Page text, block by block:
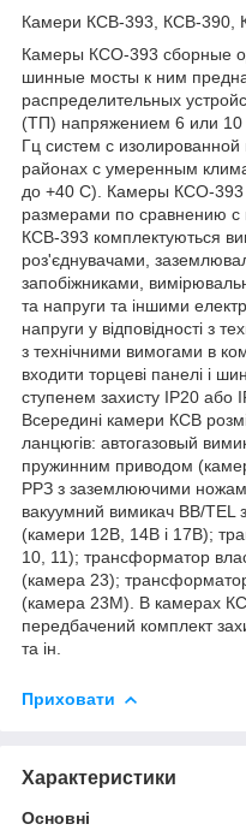
Камери КСВ-393, КСВ-390,
Камеры КСО-393 сборные
шинные мосты к ним
распределительных
(ТП) напряжением 6 или 10
Гц систем с
районах с умеренным
до +40 С). Камеры КСО-
размерами по сравнению
КСВ-393 комплектуються
роз'єднувачами,
запобіжниками,
та напруги та іншими
напруги у відповідності з
з технічними вимогами в
входити торцеві панелі і
ступенем захисту IP20 або
Всередині камери КСВ
ланцюгів: автогазовый
пружинним приводом
РРЗ з заземлюючими
вакуумний вимикач ВВ/TEL
(камери 12В, 14В і 17В);
10, 11); трансформатор
(камера 23);
(камера 23М). В камерах
передбачений комплект
та ін.
Приховати
Характеристики
Основні